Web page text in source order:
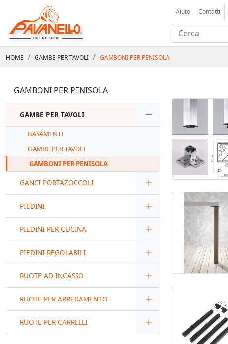
Aiuto Contatti
HOME GAMBE PER TAVOLI GAMBONI PER PENISOLA
GAMBONI PER PENISOLA
GAMBE PER TAVOLI
BASAMENTI
GAMBE PER TAVOLI
GAMBONI PER PENISOLA
GANCI PORTAZOCCOLI
PIEDINI
PIEDINI PER CUCINA
PIEDINI REGOLABILI
RUOTE AD INCASSO
RUOTE PER ARREDAMENTO
RUOTE PER CARRELLI